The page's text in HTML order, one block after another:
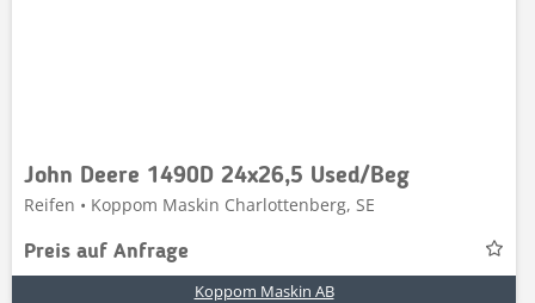
John Deere 1490D 24x26,5 Used/Beg
Reifen • Koppom Maskin Charlottenberg, SE
Preis auf Anfrage
Koppom Maskin AB